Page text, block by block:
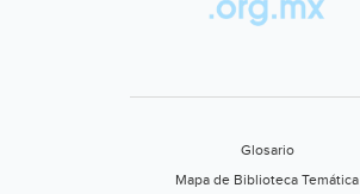
Glosario
Mapa de Biblioteca Temática